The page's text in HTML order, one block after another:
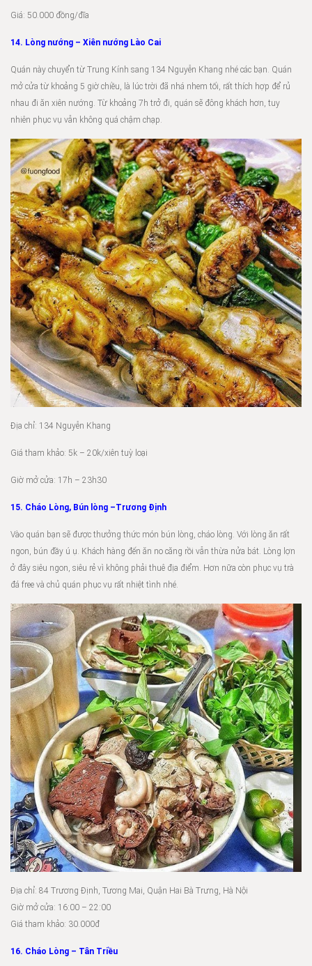
Giá: 50.000 đồng/đĩa
14. Lòng nướng – Xiên nướng Lào Cai
Quán này chuyển từ Trung Kính sang 134 Nguyễn Khang nhé các bạn. Quán
mở cửa từ khoảng 5 giờ chiều, là lúc trời đã nhá nhem tối, rất thích hợp để rủ
nhau đi ăn xiên nướng. Từ khoảng 7h trở đi, quán sẽ đông khách hơn, tuy
nhiên phục vụ vẫn không quá chậm chạp.
Địa chỉ: 134 Nguyễn Khang
Giá tham khảo: 5k – 20k/xiên tuỳ loại
Giờ mở cửa: 17h – 23h30
15. Cháo Lòng, Bún lòng –Trương Định
Vào quán bạn sẽ được thưởng thức món bún lòng, cháo lòng. Với lòng ăn rất
ngon, bún đầy ú ụ. Khách hàng đến ăn no căng rồi vẫn thừa nửa bát. Lòng lợn
ở đây siêu ngon, siêu rẻ vì không phải thuê địa điểm. Hơn nữa còn phục vụ trà
đá free và chủ quán phục vụ rất nhiệt tình nhé.
Địa chỉ: 84 Trương Định, Tương Mai, Quận Hai Bà Trưng, Hà Nội
Giờ mở cửa: 16:00 – 22:00
Giá tham khảo: 30.000đ
16. Cháo Lòng – Tân Triều